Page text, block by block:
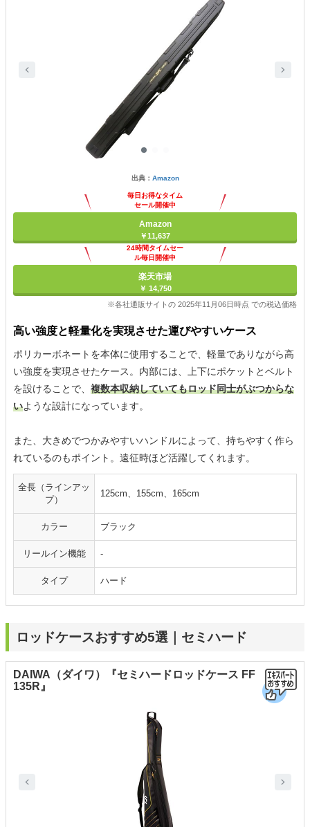
出典： Amazon
毎日お得なタイム
セール開催中
Amazon
￥11,637
24時間タイムセー
ル毎日開催中
楽天市場
￥ 14,750
※各社通販サイトの 2025年11月06日時点 での税込価格
高い強度と軽量化を実現させた運びやすいケース
ポリカーボネートを本体に使用することで、軽量でありながら高
い強度を実現させたケース。内部には、上下にポケットとベルト
を設けることで、 複数本収納していてもロッド同士がぶつからな
いような設計になっています。
また、大きめでつかみやすいハンドルによって、持ちやすく作ら
れているのもポイント。遠征時ほど活躍してくれます。
全長（ラインアッ
プ）
125cm、155cm、165cm
カラー ブラック
リールイン機能 -
タイプ ハード
ロッドケースおすすめ5選｜セミハード
DAIWA（ダイワ）『セミハードロッドケース FF
135R』